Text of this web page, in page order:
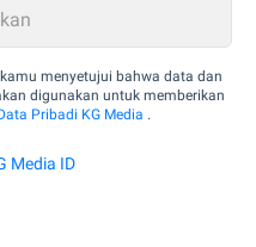
menyetujui bahwa data dan
digunakan untuk memberikan
Pribadi KG Media .
Media ID